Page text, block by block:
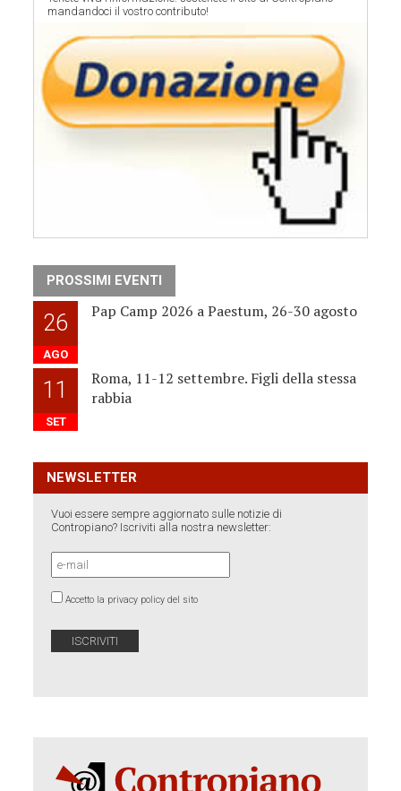
mandandoci il vostro contributo!
PROSSIMI EVENTI
26
AGO
Pap Camp 2026 a Paestum, 26-30 agosto
11
SET
Roma, 11-12 settembre. Figli della stessa
rabbia
NEWSLETTER
Vuoi essere sempre aggiornato sulle notizie di
Contropiano? Iscriviti alla nostra newsletter:
Accetto la privacy policy del sito